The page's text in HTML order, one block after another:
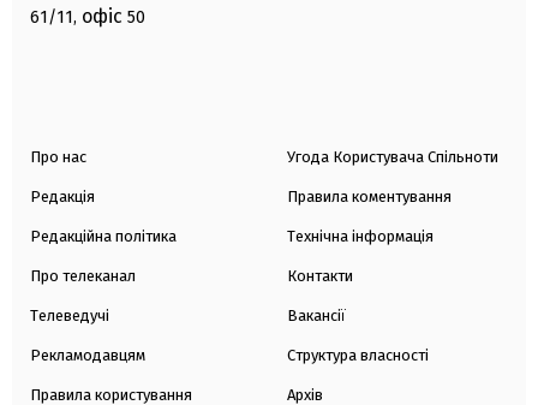
61/11, офіс 50
Про нас
Редакція
Редакційна політика
Про телеканал
Телеведучі
Рекламодавцям
Правила користування
Угода Користувача Спільноти
Правила коментування
Технічна інформація
Контакти
Вакансії
Структура власності
Архів